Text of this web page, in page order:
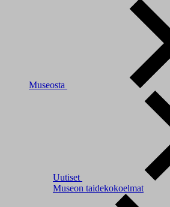
Museosta
Uutiset
Museon taidekokoelmat